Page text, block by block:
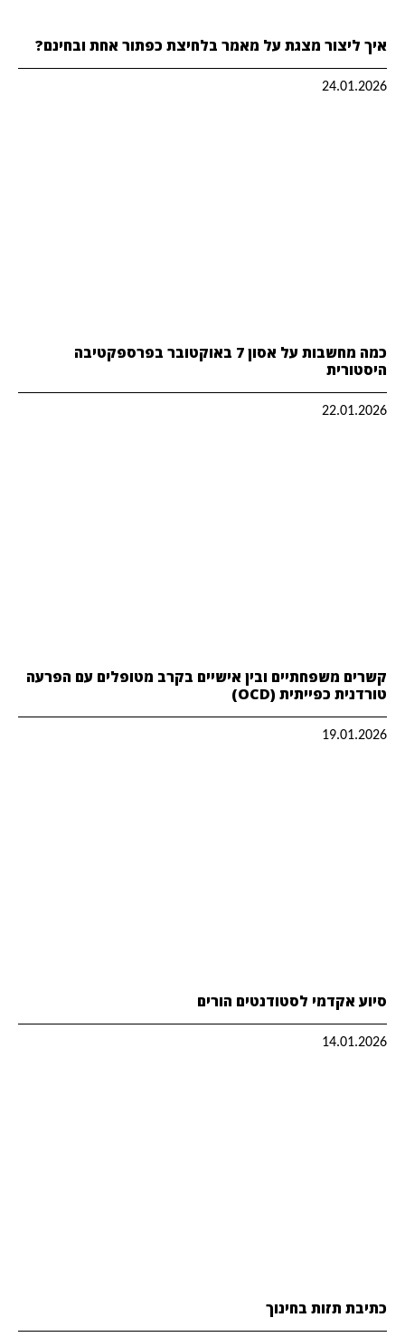
איך ליצור מצגת על מאמר בלחיצת כפתור אחת ובחינם?
24.01.2026
כמה מחשבות על אסון 7 באוקטובר בפרספקטיבה
היסטורית
22.01.2026
קשרים משפחתיים ובין אישיים בקרב מטופלים עם הפרעה
טורדנית כפייתית (OCD)
19.01.2026
סיוע אקדמי לסטודנטים הורים
14.01.2026
כתיבת תזות בחינוך